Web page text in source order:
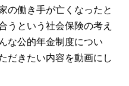
の働き手が亡くなったと
うという社会保険の考え
な公的年金制度につい
だきたい内容を動画にし